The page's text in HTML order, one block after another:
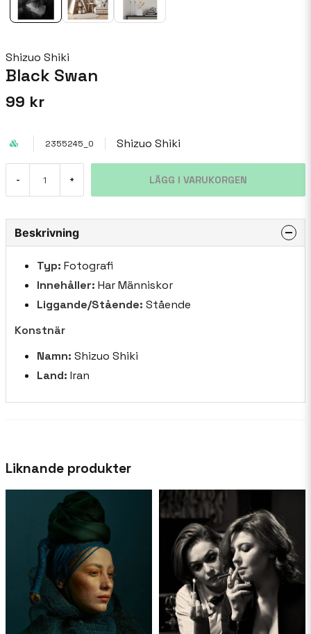
Shizuo Shiki
Black Swan
99 kr
2355245_0 Shizuo Shiki
- + LÄGG I VARUKORGEN
Beskrivning
Typ: Fotografi
Innehåller: Har Människor
Liggande/Stående: Stående
Konstnär
Namn: Shizuo Shiki
Land: Iran
Liknande produkter